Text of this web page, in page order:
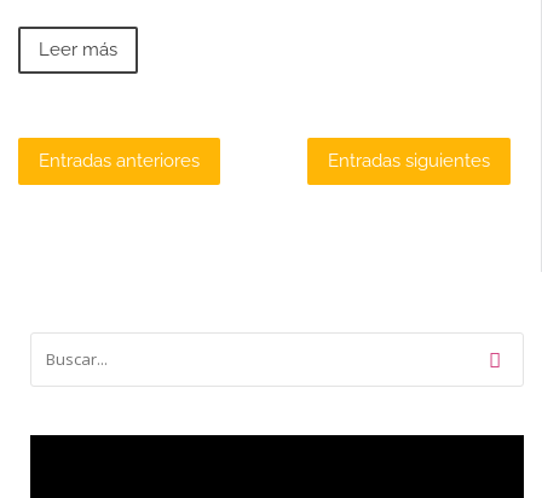
Leer más
Navegación
de
Entradas anteriores Entradas siguientes